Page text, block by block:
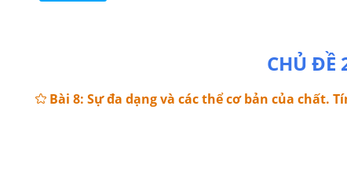
CHỦ ĐỀ
Bài 8: Sự đa dạng và các thể cơ bản của chất.